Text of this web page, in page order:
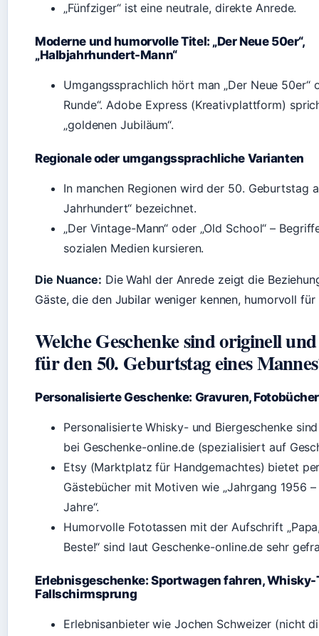
„Fünfziger“ ist eine neutrale, direkte Anrede.
Moderne und humorvolle Titel: „Der Neue 50er“,
„Halbjahrhundert-Mann“
Umgangssprachlich hört man „Der Neue 50er“
Runde“. Adobe Express (Kreativplattform)
„goldenen Jubiläum“.
Regionale oder umgangssprachliche Varianten
In manchen Regionen wird der 50. Geburtstag
Jahrhundert“ bezeichnet.
„Der Vintage-Mann“ oder „Old School“ –
sozialen Medien kursieren.
Die Nuance: Die Wahl der Anrede zeigt die
Gäste, die den Jubilar weniger kennen, humorvoll für
Welche Geschenke sind originell
für den 50. Geburtstag eines
Personalisierte Geschenke: Gravuren,
Personalisierte Whisky- und Biergeschenke
bei Geschenke-online.de (spezialisiert auf
Etsy (Marktplatz für Handgemachtes) bietet
Gästebücher mit Motiven wie „Jahrgang 1956
Jahre“.
Humorvolle Fototassen mit der Aufschrift
Beste!“ sind laut Geschenke-online.de sehr
Erlebnisgeschenke: Sportwagen fahren,
Fallschirmsprung
Erlebnisanbieter wie Jochen Schweizer (nicht